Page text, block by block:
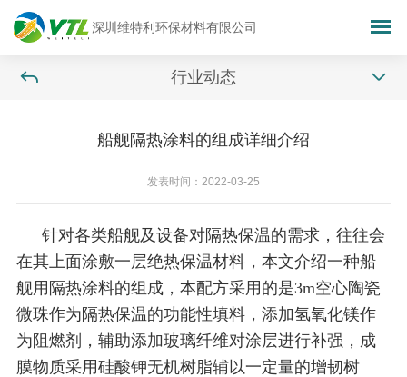
深圳维特利环保材料有限公司
行业动态
船舰隔热涂料的组成详细介绍
发表时间：2022-03-25
针对各类船舰及设备对隔热保温的需求，往往会
在其上面涂敷一层绝热保温材料，本文介绍一种船
舰用隔热涂料的组成，本配方采用的是3m空心陶瓷
微珠作为隔热保温的功能性填料，添加氢氧化镁作
为阻燃剂，辅助添加玻璃纤维对涂层进行补强，成
膜物质采用硅酸钾无机树脂辅以一定量的增韧树